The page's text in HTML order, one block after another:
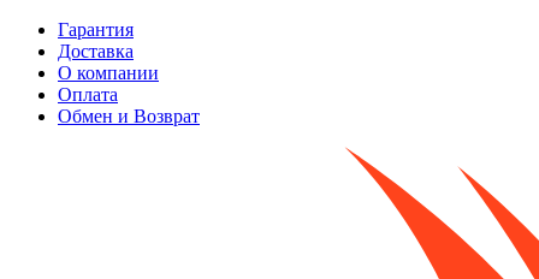
Гарантия
Доставка
О компании
Оплата
Обмен и Возврат